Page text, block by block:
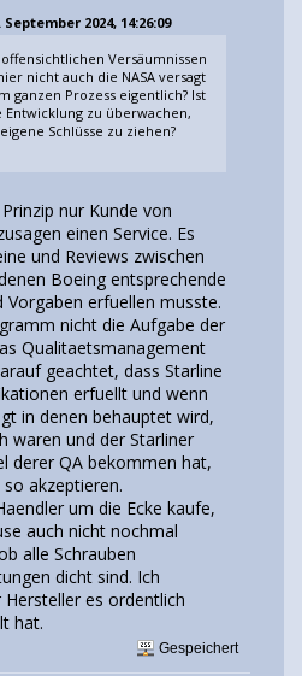
2024, 14:26:09
Versäumnissen
nicht auch die NASA versagt
ganzen Prozess eigentlich? Ist
zu überwachen,
Schlüsse zu ziehen?
nur Kunde von
einen Service. Es
und Reviews zwischen
Boeing entsprechende
erfuellen musste.
nicht die Aufgabe der
Qualitaetsmanagement
geachtet, dass Starline
erfuellt und wenn
in denen behauptet wird,
waren und der Starliner
derer QA bekommen hat,
akzeptieren.
um die Ecke kaufe,
auch nicht nochmal
alle Schrauben
dicht sind. Ich
es ordentlich
hat.
Gespeichert